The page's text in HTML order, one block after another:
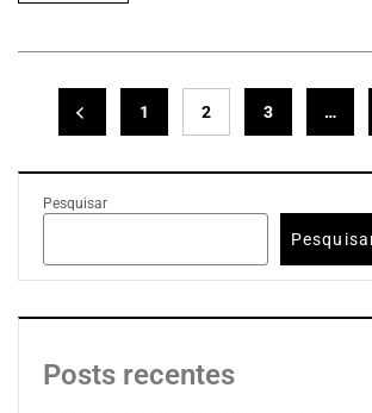
1 2 3 …
Pesquisar
Posts recentes